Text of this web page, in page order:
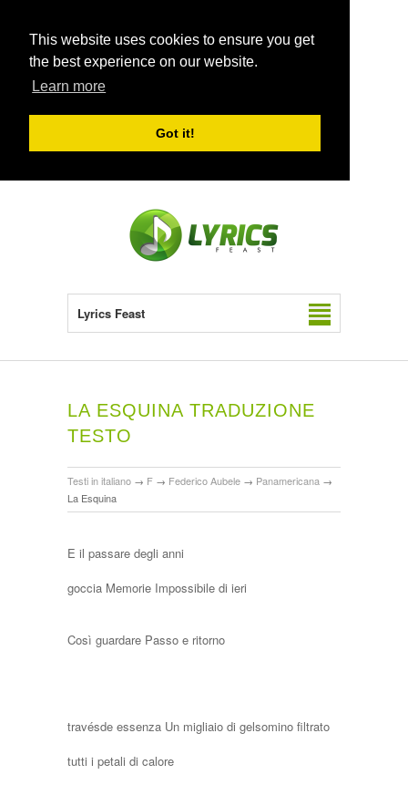
This website uses cookies to ensure you get
the best experience on our website.
Learn more
Got it!
Lyrics Feast
LA ESQUINA TRADUZIONE
TESTO
Testi in italiano → F → Federico Aubele → Panamericana →
La Esquina
E il passare degli anni
goccia Memorie Impossibile di ieri
Così guardare Passo e ritorno
travésde essenza Un migliaio di gelsomino filtrato
tutti i petali di calore